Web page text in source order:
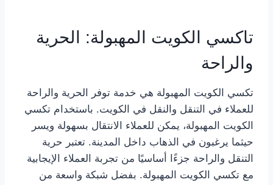
تاكسي الكويت المهبولة: الحرية
والراحة
تكسي الكويت المهبولة هي خدمة توفر الحرية والراحة
للعملاء في التنقل والنقل في الكويت. باستخدام تكسي
الكويت المهبولة، يمكن للعملاء الانتقال بسهولة ويسر
حيثما يرغبون في الذهاب داخل المدينة. تعتبر حرية
التنقل والراحة جزءًا أساسيًا من تجربة العملاء الإيجابية
مع تكسي الكويت المهبولة. بفضل شبكة واسعة من